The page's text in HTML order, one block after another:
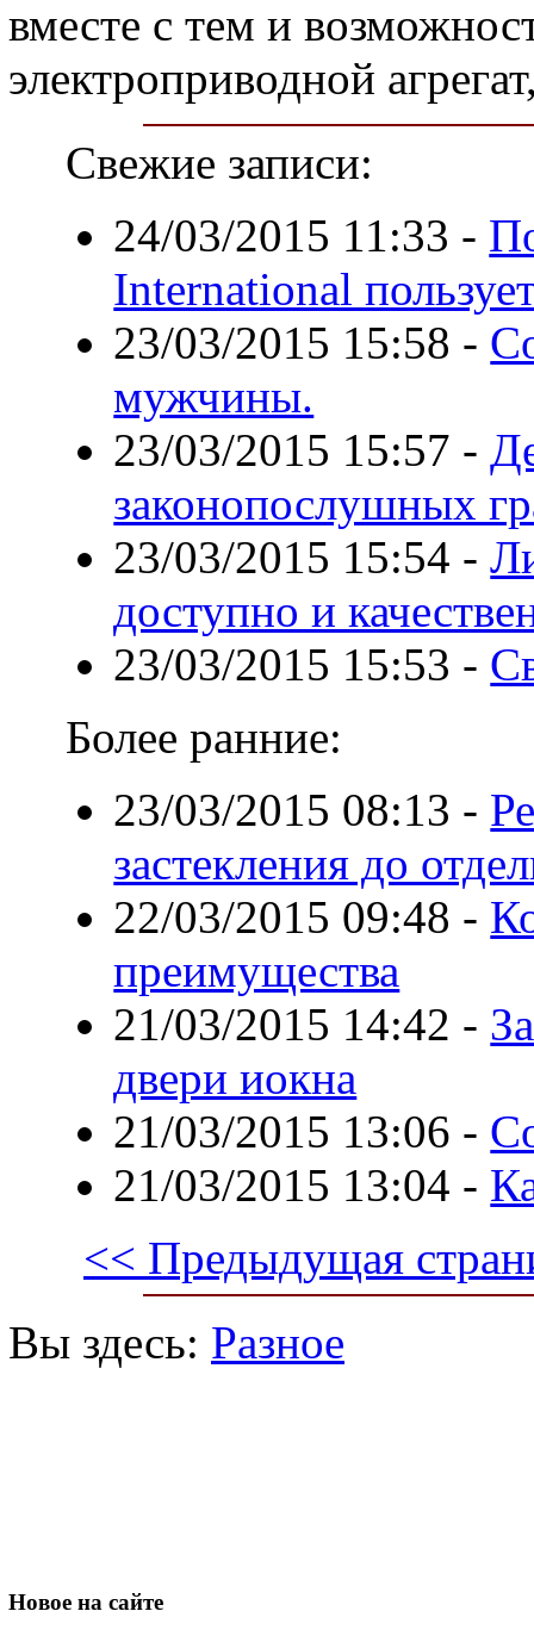
вместе с тем и
электроприводной
Свежие записи:
24/03/2015 11:33 -
International
23/03/2015 15:58 -
мужчины.
23/03/2015 15:57 -
законопослушных
23/03/2015 15:54 -
доступно и
23/03/2015 15:53 -
Более ранние:
23/03/2015 08:13 -
застекления до
22/03/2015 09:48 -
преимущества
21/03/2015 14:42 -
двери иокна
21/03/2015 13:06 -
21/03/2015 13:04 -
<< Предыдущая
Вы здесь: Разное
Новое на сайте